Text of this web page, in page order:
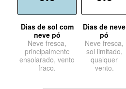
Dias de sol com
neve pó
Neve fresca,
principalmente
ensolarado, vento
fraco.
Dias de neve
pó
Neve fresca,
sol limitado,
qualquer
vento.